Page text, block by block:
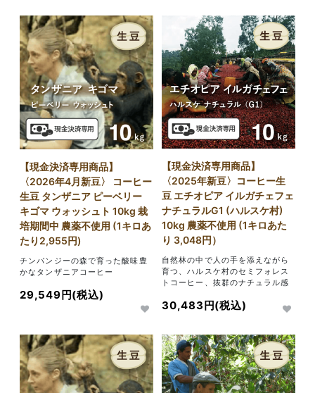
【現金決済専用商品】
〈2026年4月新豆〉 コーヒー
生豆 タンザニア ピーベリー
キゴマ ウォッシュト 10kg 栽
培期間中 農薬不使用 (1キロあ
たり2,955円)
チンパンジーの森で育った酸味豊
かなタンザニアコーヒー
29,549円(税込)
【現金決済専用商品】
〈2025年新豆〉コーヒー生
豆 エチオピア イルガチェフェ
ナチュラルG1 (ハルスケ村)
10kg 農薬不使用 (1キロあた
り 3,048円）
自然林の中で人の手を添えながら
育つ、ハルスケ村のセミフォレス
トコーヒー、抜群のナチュラル感
30,483円(税込)